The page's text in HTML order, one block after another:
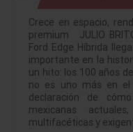
Crece en espacio,
premium JULIO
Ford Edge Híbrida
importante en la
un hito: los 100 años
no es uno más en el
declaración de
mexicanas
multifacéticas y